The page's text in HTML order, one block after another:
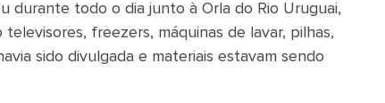
durante todo o dia junto à Orla do Rio Uruguai,
freezers, máquinas de lavar, pilhas,
sido divulgada e materiais estavam sendo